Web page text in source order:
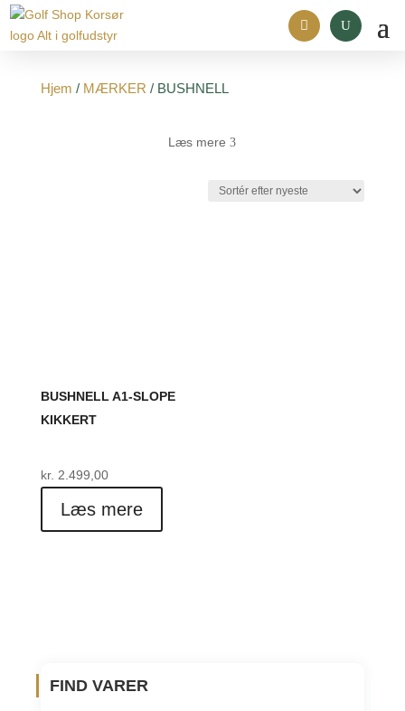
Hjem / MÆRKER / BUSHNELL
Læs mere3
BUSHNELL A1-SLOPE
KIKKERT
kr. 2.499,00
Læs mere
FIND VARER